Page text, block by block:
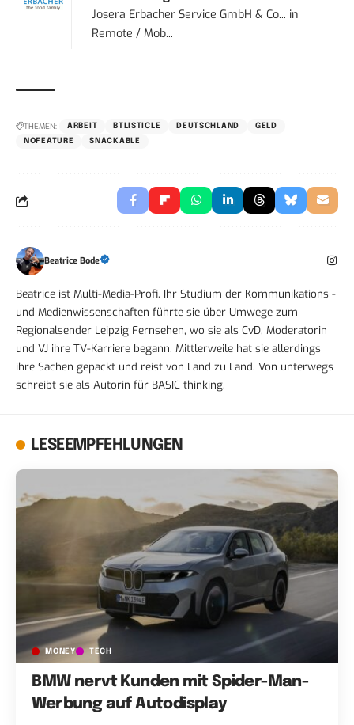
Josera Erbacher Service GmbH & Co... in
Remote / Mob...
THEMEN: ARBEIT BTLISTICLE DEUTSCHLAND
GELD
NOFEATURE
SNACKABLE
Beatrice Bode
Beatrice ist Multi-Media-Profi. Ihr Studium der Kommunikations -
und Medienwissenschaften führte sie über Umwege zum
Regionalsender Leipzig Fernsehen, wo sie als CvD, Moderatorin
und VJ ihre TV-Karriere begann. Mittlerweile hat sie allerdings
ihre Sachen gepackt und reist von Land zu Land. Von unterwegs
schreibt sie als Autorin für BASIC thinking.
LESEEMPFEHLUNGEN
MONEY TECH
BMW nervt Kunden mit Spider-Man-
Werbung auf Autodisplay